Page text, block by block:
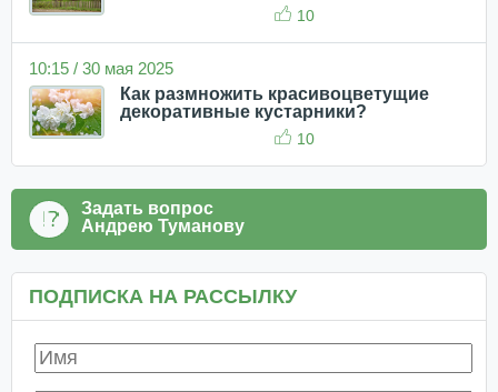
10
10:15 / 30 мая 2025
Как размножить красивоцветущие
декоративные кустарники?
10
Задать вопрос
Андрею Туманову
ПОДПИСКА НА РАССЫЛКУ